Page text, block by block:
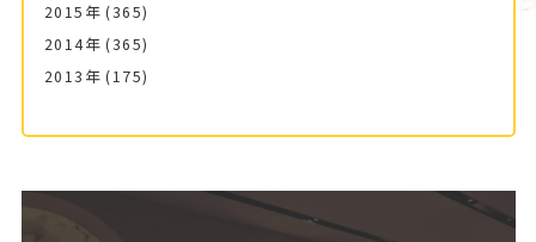
2015年 (365)
2014年 (365)
2013年 (175)